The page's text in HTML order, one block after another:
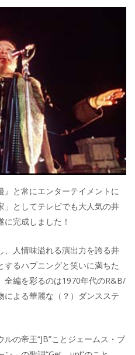
』と常にエンターテイメントに
」としてテレビでも大人気の井
完成しました！
、人情味溢れる演出力を誇る井
するハプニングと笑いに満ちた
全編を彩るのは1970年代のR&B/
による華麗な（？）ダンスステ
の帝王“JB”ことジェームス・ブ